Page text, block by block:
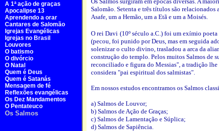
Salomão. Setenta e três títulos são
Asafe, um a Hemão, um a Etã e um a Moisés.
O rei Davi (10º século a.C.) foi um exímio
(pecou, foi punido por Deus, mas em seguida
solenizar o culto divino, trasladou a arca da
construção do templo. Pelos muitos Salmos de
reconciliado e figura do Messias", a tradição
considera "pai espiritual dos salmistas".
Em nossos estudos encontramos os Salmos
a) Salmos de Louvor;
b) Salmos de Ação de Graças;
c) Salmos de Lamentação e Súplica;
d) Salmos de Sapiência.
A 1ª ação de graças
Apocalipse 13
Aprendendo a orar
Cantares de Salomão
Igrejas Evangélicas
Igrejas no Brasil
Louvores
O batismo
O divórcio
O Natal
Quem é Deus
Quem é Satanás
Mensagem de fé
Reflexões evangélicas
Os Dez Mandamentos
O Pentateuco
Os Salmos